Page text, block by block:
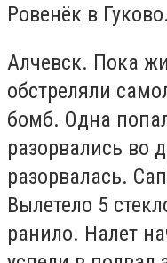
Ровенёк в Гуково
Алчевск. Пока
обстреляли
бомб. Одна
разорвались во
разорвалась.
Вылетело 5
ранило. Налет